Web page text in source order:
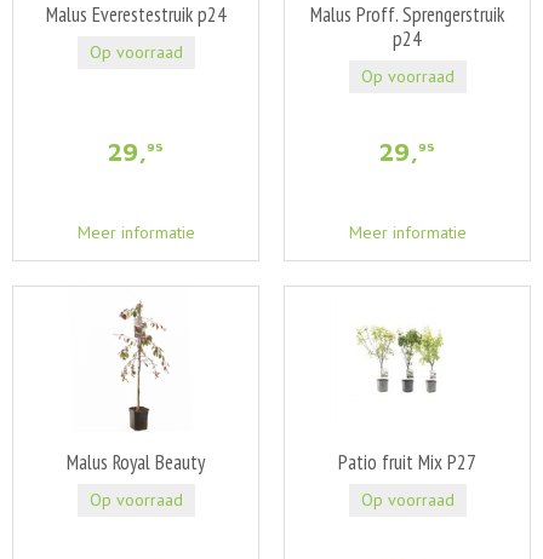
Malus Everestestruik p24
29,95
Meer informatie
Op voorraad
Malus Proff. Sprengerstruik
p24
29,95
Meer informatie
Op voorraad
Malus Royal Beauty
Op voorraad
Patio fruit Mix P27
Op voorraad